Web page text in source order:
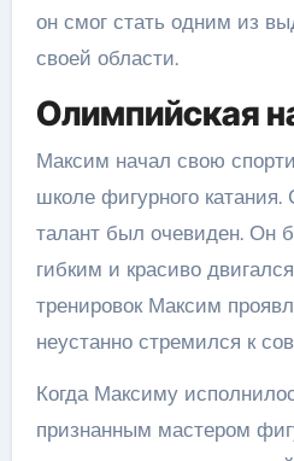
он смог стать одним из
своей области.
Олимпийская
Максим начал свою
школе фигурного катания.
талант был очевиден. Он
гибким и красиво
тренировок Максим
неустанно стремился к
Когда Максиму
признанным мастером